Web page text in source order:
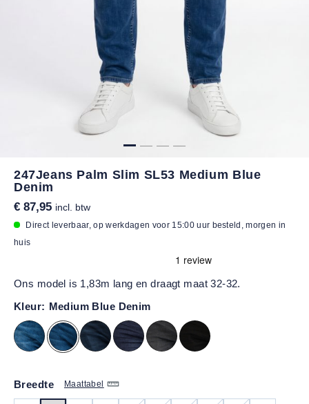
247Jeans Palm Slim SL53 Medium Blue
Denim
€ 87,95 incl. btw
Direct leverbaar, op werkdagen voor 15:00 uur besteld, morgen in
huis
Ons model is 1,83m lang en draagt maat 32-32.
Kleur: Medium Blue Denim
Maattabel
Breedte